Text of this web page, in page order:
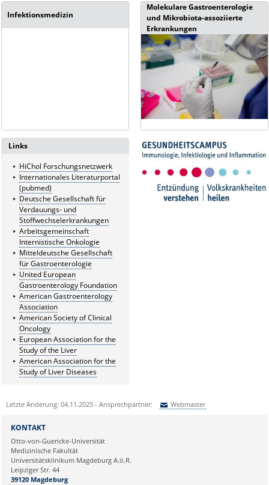
Infektionsmedizin
Molekulare Gastroenterologie
und Mikrobiota-assoziierte
Erkrankungen
Links
HiChol Forschungsnetzwerk
Internationales Literaturportal
(pubmed)
Deutsche Gesellschaft für
Verdauungs- und
Stoffwechselerkrankungen
Arbeitsgemeinschaft
Internistische Onkologie
Mitteldeutsche Gesellschaft
für Gastroenterologie
United European
Gastroenterology Foundation
American Gastroenterology
Association
American Society of Clinical
Oncology
European Association for the
Study of the Liver
American Association for the
Study of Liver Diseases
Letzte Änderung: 04.11.2025 - Ansprechpartner: Webmaster
Ihre E-Mailadresse:
Ihr Anliegen:
KONTAKT
Otto-von-Guericke-Universität
Medizinische Fakultät
Universitätsklinikum Magdeburg A.ö.R.
Leipziger Str. 44
39120 Magdeburg